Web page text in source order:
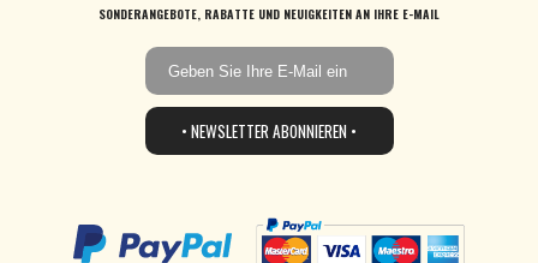
SONDERANGEBOTE, RABATTE UND NEUIGKEITEN AN IHRE E-MAIL
• NEWSLETTER ABONNIEREN •